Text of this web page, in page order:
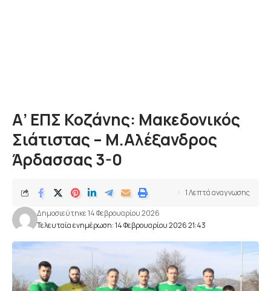
Α’ ΕΠΣ Κοζάνης: Μακεδονικός
Σιάτιστας – Μ.Αλέξανδρος
Άρδασσας 3-0
Τελευταία ενημέρωση: 14 Φεβρουαρίου 2026 21:43
Δημοσιεύτηκε 14 Φεβρουαρίου 2026
1 Λεπτά αναγνωσης